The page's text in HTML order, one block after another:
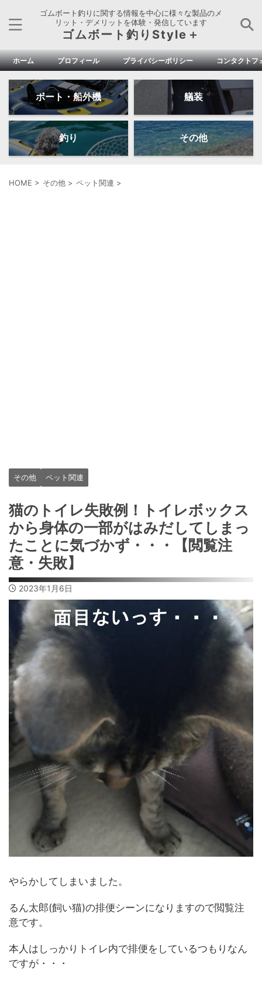
ゴムボート釣りに関する情報を中心に様々な製品のメ
リット・デメリットを体験・発信しています
ゴムボート釣りStyle＋
ホーム プロフィール プライバシーポリシー コンタクトフ
ボート・船外機 艤装
釣り その他
HOME > その他 > ペット関連 >
その他 ペット関連
猫のトイレ失敗例！トイレボックス
から身体の一部がはみだしてしまっ
たことに気づかず・・・【閲覧注
意・失敗】
2023年1月6日
やらかしてしまいました。
るん太郎(飼い猫)の排便シーンになりますので閲覧注
意です。
本人はしっかりトイレ内で排便をしているつもりなん
ですが・・・